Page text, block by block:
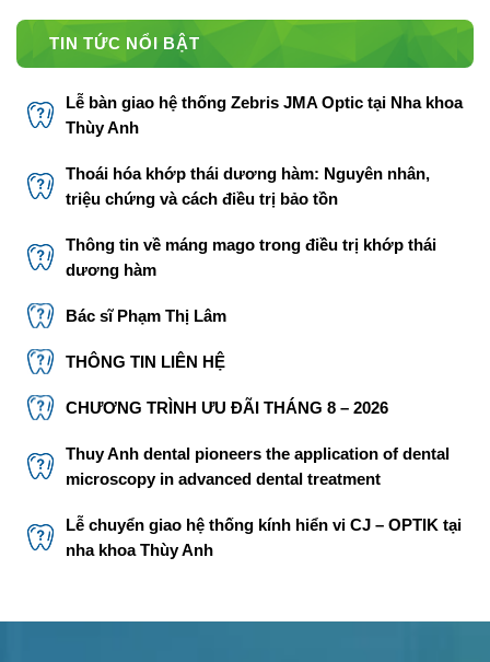
TIN TỨC NỔI BẬT
Lễ bàn giao hệ thống Zebris JMA Optic tại Nha khoa
Thùy Anh
Thoái hóa khớp thái dương hàm: Nguyên nhân,
triệu chứng và cách điều trị bảo tồn
Thông tin về máng mago trong điều trị khớp thái
dương hàm
Bác sĩ Phạm Thị Lâm
THÔNG TIN LIÊN HỆ
CHƯƠNG TRÌNH ƯU ĐÃI THÁNG 8 – 2026
Thuy Anh dental pioneers the application of dental
microscopy in advanced dental treatment
Lễ chuyển giao hệ thống kính hiển vi CJ – OPTIK tại
nha khoa Thùy Anh